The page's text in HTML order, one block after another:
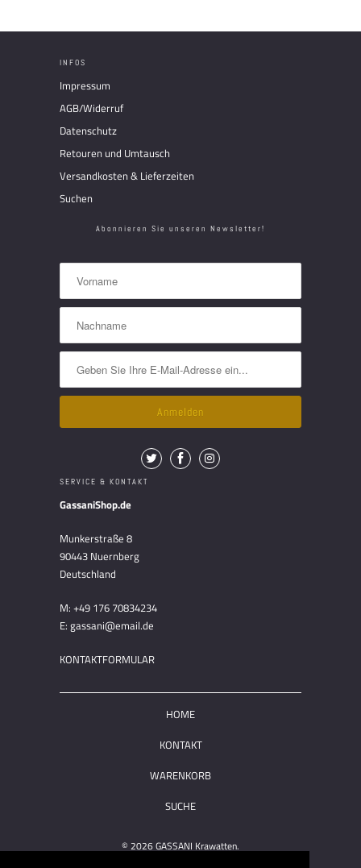
INFOS
Impressum
AGB/Widerruf
Datenschutz
Retouren und Umtausch
Versandkosten & Lieferzeiten
Suchen
Abonnieren Sie unseren Newsletter!
SERVICE & KONTAKT
GassaniShop.de
Munkerstraße 8
90443 Nuernberg
Deutschland
M: +49 176 70834234
E: gassani@email.de
KONTAKTFORMULAR
HOME
KONTAKT
WARENKORB
SUCHE
© 2026GASSANI Krawatten.